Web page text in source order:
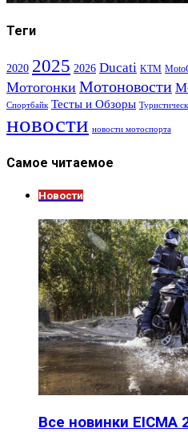
Теги
2020 2025 2026 Ducati KTM
Мотогонки Мотоновости
Спортбайк Тесты и Обзоры
новости новости мотоспорта
Самое читаемое
Новости
Все новинки EICMA